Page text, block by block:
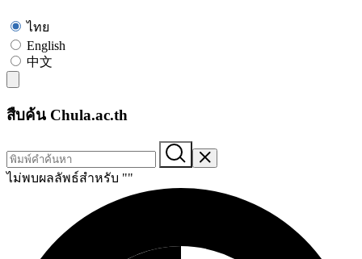
ไทย
English
中文
สืบค้น Chula.ac.th
ไม่พบผลลัพธ์สำหรับ ""